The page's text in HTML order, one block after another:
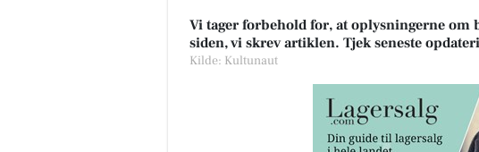
Vi tager forbehold for, at oplysningerne om
siden, vi skrev artiklen. Tjek seneste
Kilde: Kultunaut